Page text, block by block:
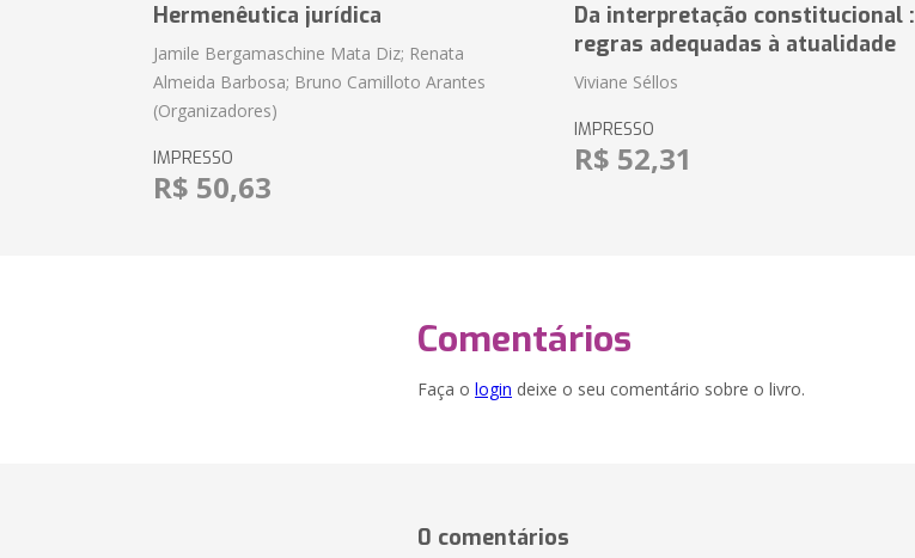
Hermenêutica jurídica
Jamile Bergamaschine Mata Diz; Renata
Almeida Barbosa; Bruno Camilloto Arantes
(Organizadores)
IMPRESSO
R$ 50,63
Da interpretação constitucional :
regras adequadas à atualidade
Viviane Séllos
IMPRESSO
R$ 52,31
Comentários
Faça o login deixe o seu comentário sobre o livro.
0 comentários